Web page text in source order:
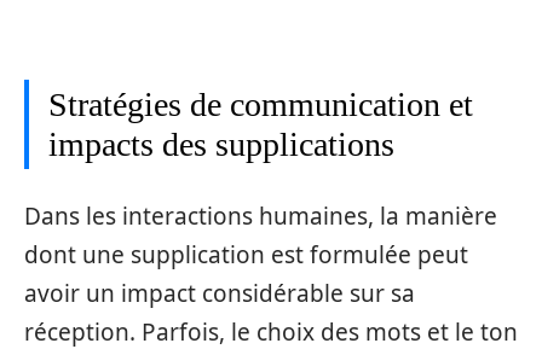
Stratégies de communication et
impacts des supplications
Dans les interactions humaines, la manière
dont une supplication est formulée peut
avoir un impact considérable sur sa
réception. Parfois, le choix des mots et le ton